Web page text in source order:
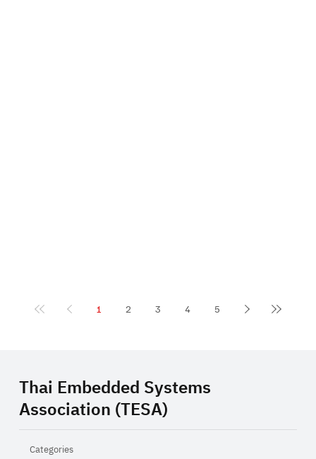
1 2 3 4 5
Thai Embedded Systems
Association (TESA)
Categories